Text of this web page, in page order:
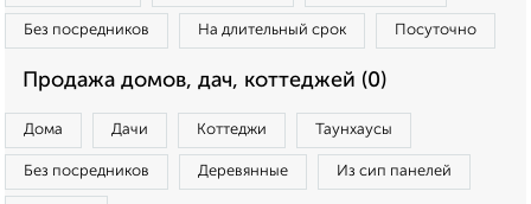
Без посредников На длительный срок Посуточно
Продажа домов, дач, коттеджей (0)
Дома Дачи Коттеджи Таунхаусы
Без посредников Деревянные Из сип панелей